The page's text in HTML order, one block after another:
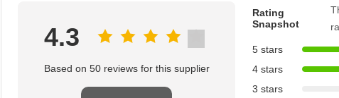
4.3
Based on 50 reviews for this supplier
Rating
Snapshot
5 stars
4 stars
3 stars